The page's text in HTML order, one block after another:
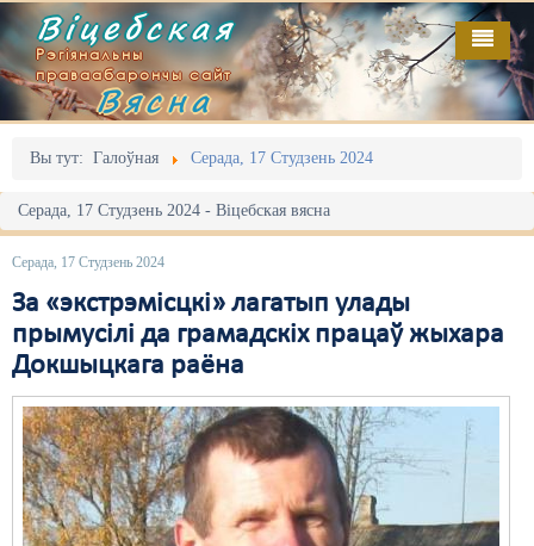
Віцебская
Рэгіянальны
праваабарончы сайт
Вясна
Вы тут: Галоўная Серада, 17 Студзень 2024
Серада, 17 Студзень 2024 - Віцебская вясна
Серада, 17 Студзень 2024
За «экстрэмісцкі» лагатып улады
прымусілі да грамадскіх працаў жыхара
Докшыцкага раёна
Галоўная
Адміністрацыйны перасьлед
Акцыі
Выбары
Грамадзянскія ініцыятывы
Дзяржава
Дыскрымінацыя
Затрыманьні
Карная псыхіятрыя
Выданьні
Відэа
Пра нас
RSS